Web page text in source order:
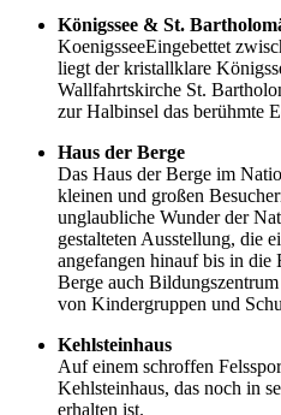
Königssee & St.
KoenigsseeEingebettet
liegt der kristallklare
Wallfahrtskirche St.
zur Halbinsel das berühmte
Haus der Berge
Das Haus der Berge im
kleinen und großen
unglaubliche Wunder der
gestalteten Ausstellung, die
angefangen hinauf bis in die
Berge auch
von Kindergruppen und
Kehlsteinhaus
Auf einem schroffen
Kehlsteinhaus, das noch in
erhalten ist.